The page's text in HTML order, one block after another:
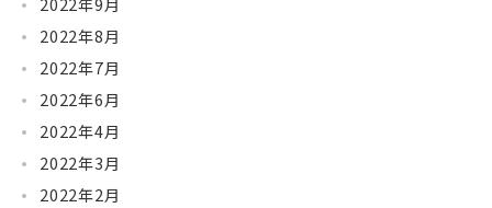
2022年9月
2022年8月
2022年7月
2022年6月
2022年4月
2022年3月
2022年2月